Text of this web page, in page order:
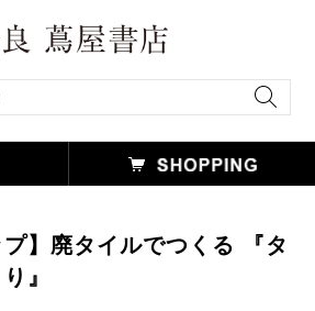
プ】廃タイルでつくる 『タ
』